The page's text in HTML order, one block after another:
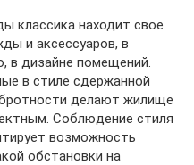
классика находит свое
и аксессуаров, в
в дизайне помещений.
в стиле сдержанной
делают жилище
Соблюдение стиля
возможность
обстановки на